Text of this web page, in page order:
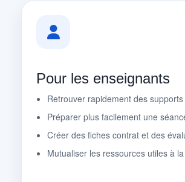
Pour les enseignants
Retrouver rapidement des
Préparer plus facilement une
Créer des fiches contrat et des
Mutualiser les ressources utiles à